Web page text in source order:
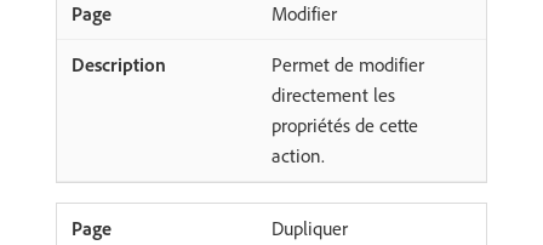
Modifier
Permet de modifier
directement les
propriétés de cette
action.
Dupliquer